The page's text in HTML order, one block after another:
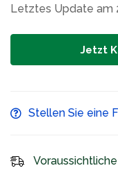
Letztes Update am
Jetzt
Stellen Sie eine